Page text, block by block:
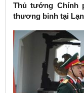
Thủ tướng Chính
thương binh tại